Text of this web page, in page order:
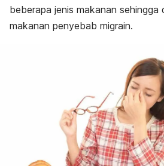
beberapa jenis makanan sehingga
makanan penyebab migrain.